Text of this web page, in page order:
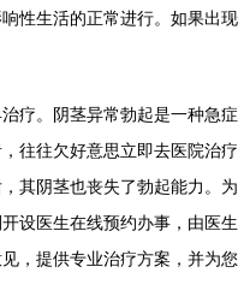
性生活的正常进行。如果出
。阴茎异常勃起是一种急
往往欠好意思立即去医院治
其阴茎也丧失了勃起能力。
设医生在线预约办事，由医
，提供专业治疗方案，并为